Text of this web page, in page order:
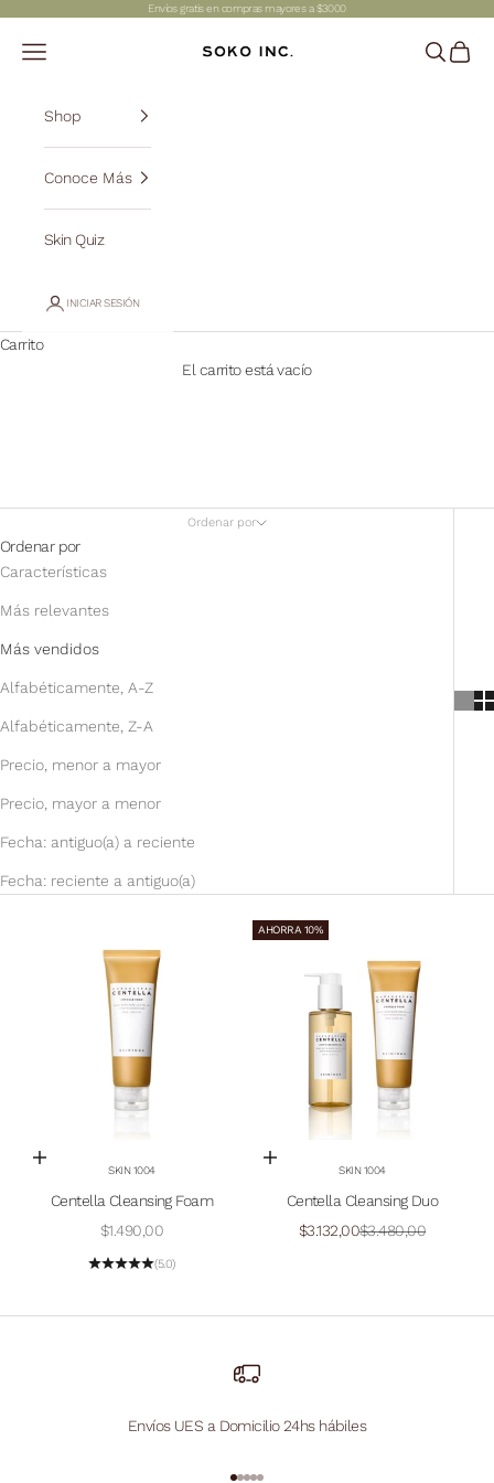
Envíos gratis en compras mayores a $3000
SOKO INC.
Abrir menú de navegación AbrirAbrir
Shop
Conoce Más
Skin Quiz
INICIAR SESIÓN
Carrito
El carrito está vacío
Ordenar por
Ordenar por
Características
Más relevantes
Más vendidos
Alfabéticamente, A-Z
Alfabéticamente, Z-A
Precio, menor a mayor
Precio, mayor a menor
Fecha: antiguo(a) a reciente
Fecha: reciente a antiguo(a)
Añadir a la cesta
SKIN 1004
Centella Cleansing Foam
Precio de oferta
$1.490,00
(5.0)
AHORRA 10%
Añadir a la cesta
SKIN 1004
Centella Cleansing Duo
Precio de oferta
$3.132,00Precio normal
$3.480,00
Envíos UES a Domicilio 24hs hábiles